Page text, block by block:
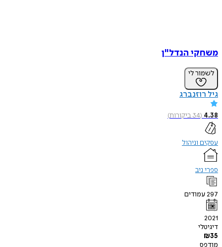
משחקי הנדל"ן
לשמור לי
גיל רוזנברג
4.38
(
34ביקורות)
עסקים וניהול
ספרי ניב
297עמודים
2021
דיגיטלי
₪35
מודפס